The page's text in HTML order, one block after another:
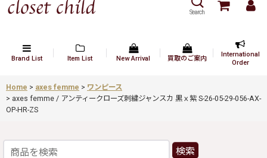
Search
Brand List Item List New Arrival 買取のご案内
International
Order
Home > axes femme > ワンピース
> axes femme / アンティークローズ刺繍ジャンスカ 黒ｘ紫 S-26-05-29-056-AX-
OP-HR-ZS
検索